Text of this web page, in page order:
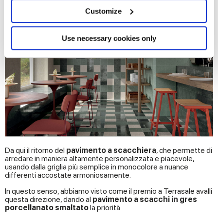
Identify your device by actively scanning it for
specific characteristics (fingerprinting)
Find out more about how your personal data is processed
and set your preferences in thedetails section.
We use cookies to personalise content and ads, to
provide social media features and to analyse our traffic.
We also share information about your use of our site with
our social media, advertising and analytics partners who
may combine it with other information that you’ve
provided to them or that they’ve collected from your use
Customize
Use necessary cookies only
Da qui il ritorno del pavimento a scacchiera, che permette di
arredare in maniera altamente personalizzata e piacevole,
usando dalla griglia più semplice in monocolore a nuance
differenti accostate armoniosamente.
In questo senso, abbiamo visto come il premio a Terrasale avalli
questa direzione, dando al pavimento a scacchi in gres
porcellanato smaltatola priorità.